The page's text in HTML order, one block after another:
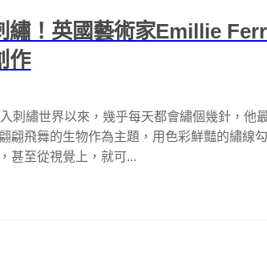
繡！英國藝術家Emillie
作
刺繡世界以來，幾乎每天都會繡個幾針，他
翩飛舞的生物作為主題，用色彩鮮豔的繡線
甚至從視覺上，就可...